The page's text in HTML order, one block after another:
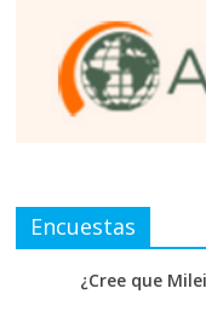
Encuestas
¿Cree que